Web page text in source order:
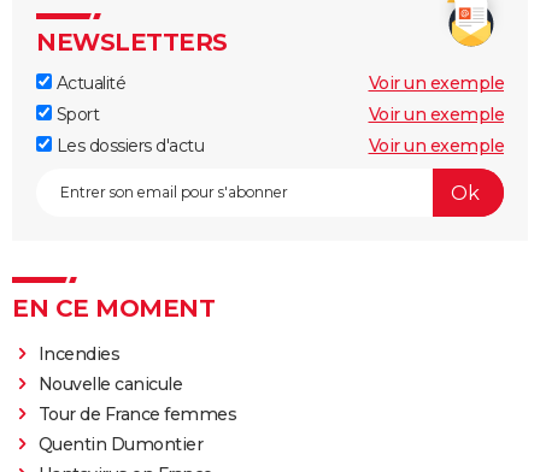
NEWSLETTERS
Actualité
Voir un exemple
Sport
Voir un exemple
Les dossiers d'actu
Voir un exemple
EN CE MOMENT
Incendies
Nouvelle canicule
Tour de France femmes
Quentin Dumontier